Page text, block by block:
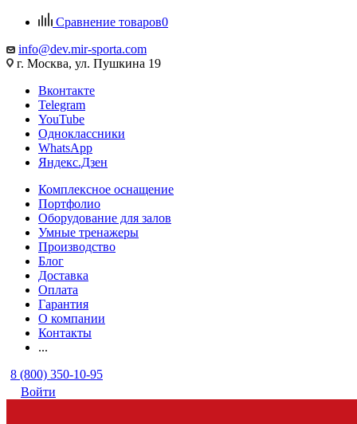
Сравнение товаров0
info@dev.mir-sporta.com
г. Москва, ул. Пушкина 19
Вконтакте
Telegram
YouTube
Одноклассники
WhatsApp
Яндекс.Дзен
Комплексное оснащение
Портфолио
Оборудование для залов
Умные тренажеры
Производство
Блог
Доставка
Оплата
Гарантия
О компании
Контакты
...
8 (800) 350-10-95
Войти